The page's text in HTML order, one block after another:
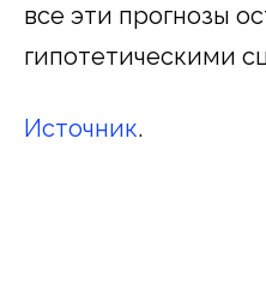
все эти прогнозы
гипотетическими
Источник.